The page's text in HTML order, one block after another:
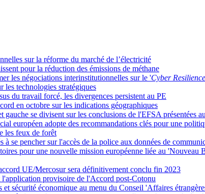
sur la réforme du marché de l’électricité
pour la réduction des émissions de méthane
les négociations interinstitutionnelles sur le 'Cyber
les technologies stratégiques
du travail forcé, les divergences persistent au PE
en octobre sur les indications géographiques
se divisent sur les conclusions de l'EFSA présentées
européen adopte des recommandations clés pour une
les feux de forêt
à se pencher sur l'accès de la police aux données de
pour une nouvelle mission européenne liée au 'Nouveau
UE/Mercosur sera définitivement conclu fin 2023
provisoire de l'Accord post-Cotonu
sécurité économique au menu du Conseil 'Affaires